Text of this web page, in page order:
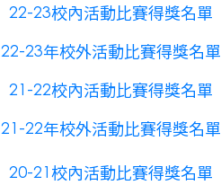
22-23校內活動比賽得獎名單
22-23年校外活動比賽得獎名單
21-22校內活動比賽得獎名單
21-22年校外活動比賽得獎名單
20-21校內活動比賽得獎名單